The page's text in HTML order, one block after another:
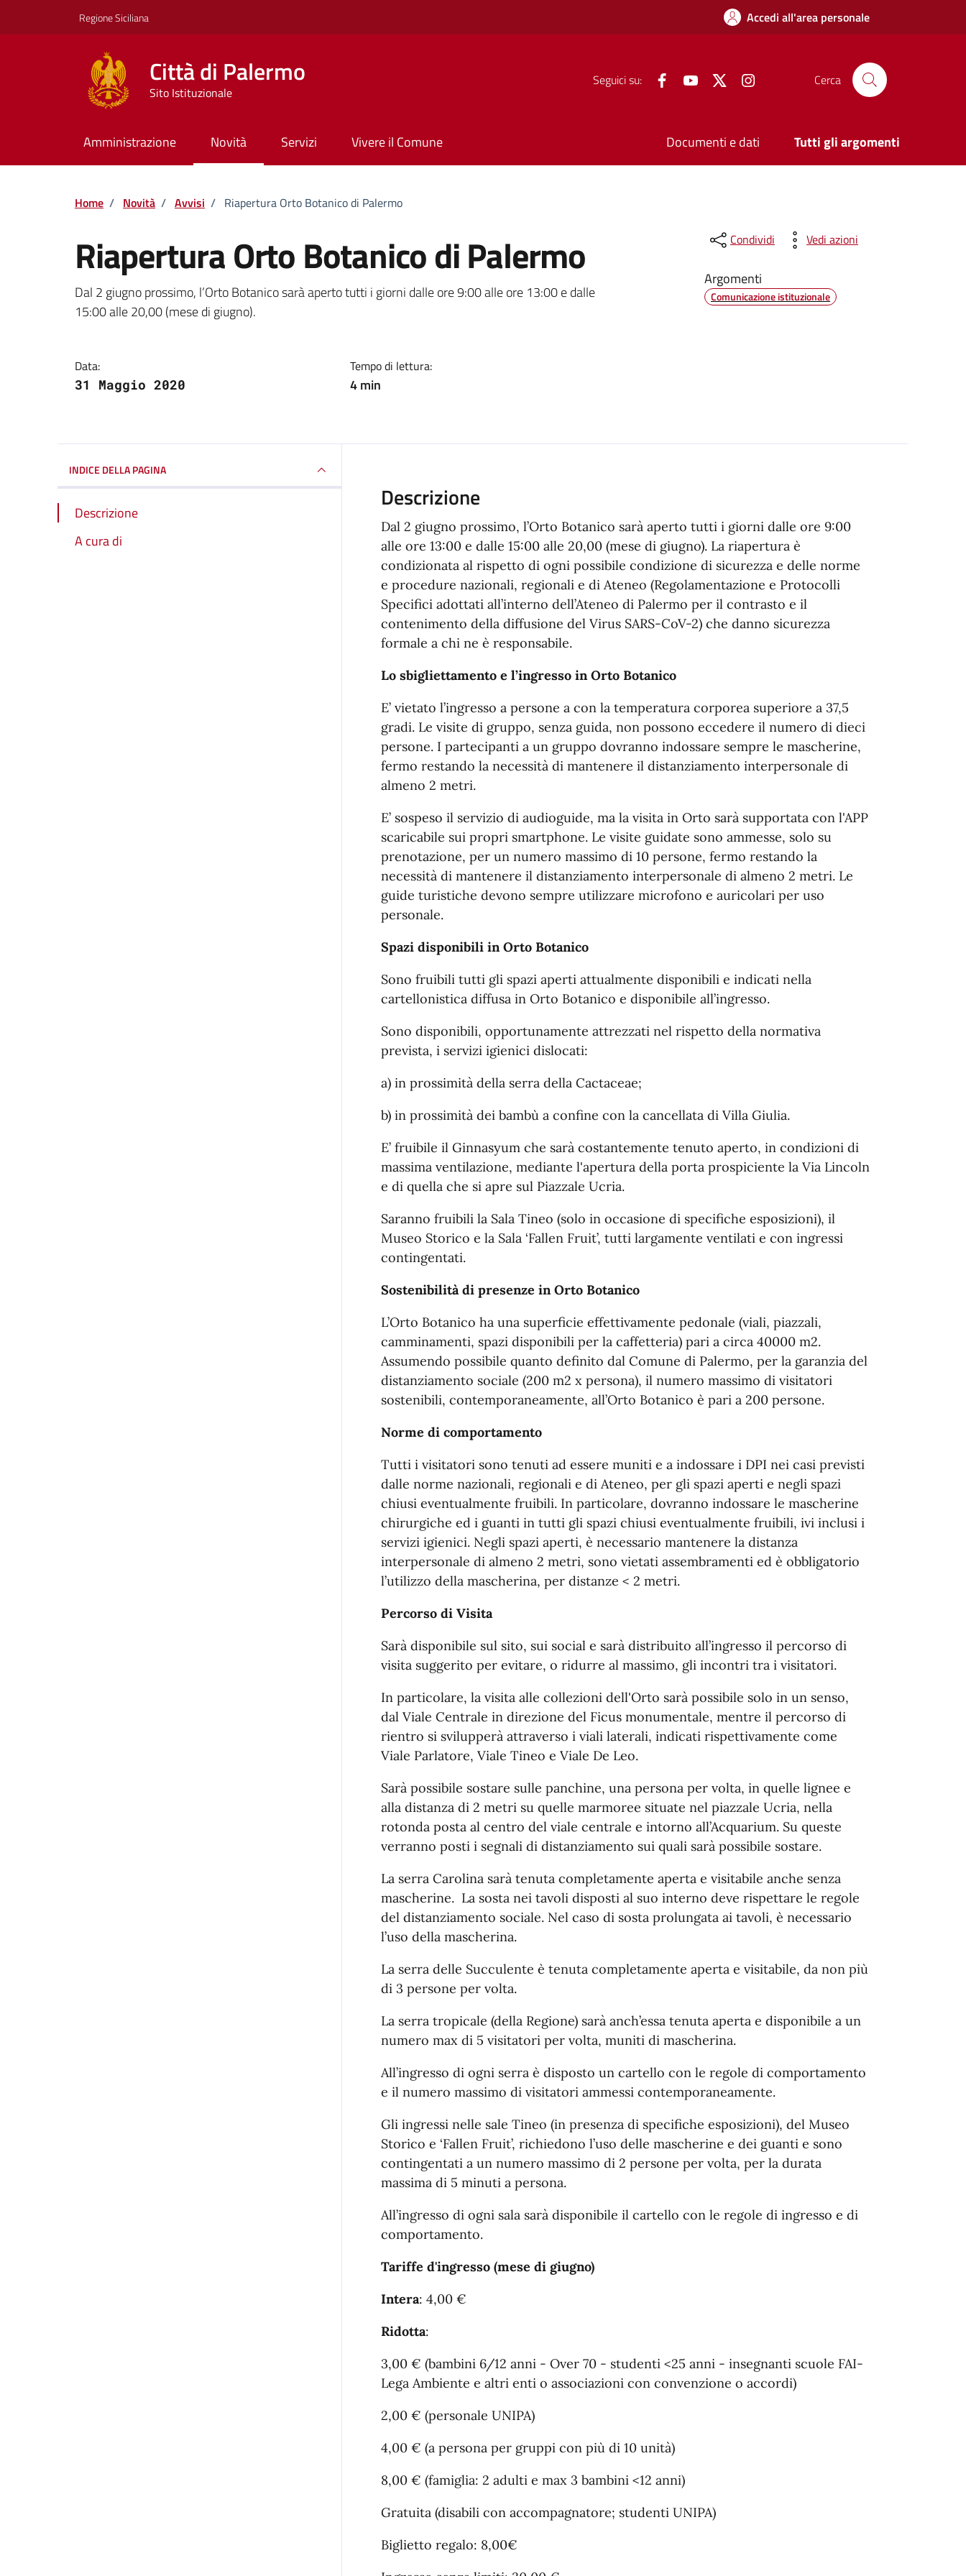
Regione Siciliana Accedi all'area personale
Città di Palermo
Sito Istituzionale
Seguici su: FacebookYouTube Twitter Cerca
Amministrazione Novità Servizi Vivere il Comune Documenti e dati Tutti gli argomenti
Home / Novità / Avvisi / Riapertura Orto Botanico di Palermo
Riapertura Orto Botanico di Palermo
Dettagli della notizia
Dal 2 giugno prossimo, l’Orto Botanico sarà aperto tutti i giorni dalle ore 9:00 alle ore 13:00 e dalle
15:00 alle 20,00 (mese di giugno).
Data:
31 Maggio 2020
Tempo di lettura:
4 min
Condividi Vedi azioni
Argomenti
Comunicazione istituzionale
INDICE DELLA PAGINA
Descrizione
A cura di
Descrizione
Dal 2 giugno prossimo, l’Orto Botanico sarà aperto tutti i giorni dalle ore 9:00
alle ore 13:00 e dalle 15:00 alle 20,00 (mese di giugno). La riapertura è
condizionata al rispetto di ogni possibile condizione di sicurezza e delle norme
e procedure nazionali, regionali e di Ateneo (Regolamentazione e Protocolli
Specifici adottati all’interno dell’Ateneo di Palermo per il contrasto e il
contenimento della diffusione del Virus SARS-CoV-2) che danno sicurezza
formale a chi ne è responsabile.
Lo sbigliettamento e l’ingresso in Orto Botanico
E’ vietato l’ingresso a persone a con la temperatura corporea superiore a 37,5
gradi. Le visite di gruppo, senza guida, non possono eccedere il numero di dieci
persone. I partecipanti a un gruppo dovranno indossare sempre le mascherine,
fermo restando la necessità di mantenere il distanziamento interpersonale di
almeno 2 metri.
E’ sospeso il servizio di audioguide, ma la visita in Orto sarà supportata con l'APP
scaricabile sui propri smartphone. Le visite guidate sono ammesse, solo su
prenotazione, per un numero massimo di 10 persone, fermo restando la
necessità di mantenere il distanziamento interpersonale di almeno 2 metri. Le
guide turistiche devono sempre utilizzare microfono e auricolari per uso
personale.
Spazi disponibili in Orto Botanico
Sono fruibili tutti gli spazi aperti attualmente disponibili e indicati nella
cartellonistica diffusa in Orto Botanico e disponibile all’ingresso.
Sono disponibili, opportunamente attrezzati nel rispetto della normativa
prevista, i servizi igienici dislocati:
a) in prossimità della serra della Cactaceae;
b) in prossimità dei bambù a confine con la cancellata di Villa Giulia.
E’ fruibile il Ginnasyum che sarà costantemente tenuto aperto, in condizioni di
massima ventilazione, mediante l'apertura della porta prospiciente la Via Lincoln
e di quella che si apre sul Piazzale Ucria.
Saranno fruibili la Sala Tineo (solo in occasione di specifiche esposizioni), il
Museo Storico e la Sala ‘Fallen Fruit’, tutti largamente ventilati e con ingressi
contingentati.
Sostenibilità di presenze in Orto Botanico
L’Orto Botanico ha una superficie effettivamente pedonale (viali, piazzali,
camminamenti, spazi disponibili per la caffetteria) pari a circa 40000 m2.
Assumendo possibile quanto definito dal Comune di Palermo, per la garanzia del
distanziamento sociale (200 m2 x persona), il numero massimo di visitatori
sostenibili, contemporaneamente, all’Orto Botanico è pari a 200 persone.
Norme di comportamento
Tutti i visitatori sono tenuti ad essere muniti e a indossare i DPI nei casi previsti
dalle norme nazionali, regionali e di Ateneo, per gli spazi aperti e negli spazi
chiusi eventualmente fruibili. In particolare, dovranno indossare le mascherine
chirurgiche ed i guanti in tutti gli spazi chiusi eventualmente fruibili, ivi inclusi i
servizi igienici. Negli spazi aperti, è necessario mantenere la distanza
interpersonale di almeno 2 metri, sono vietati assembramenti ed è obbligatorio
l’utilizzo della mascherina, per distanze < 2 metri.
Percorso di Visita
Sarà disponibile sul sito, sui social e sarà distribuito all’ingresso il percorso di
visita suggerito per evitare, o ridurre al massimo, gli incontri tra i visitatori.
In particolare, la visita alle collezioni dell'Orto sarà possibile solo in un senso,
dal Viale Centrale in direzione del Ficus monumentale, mentre il percorso di
rientro si svilupperà attraverso i viali laterali, indicati rispettivamente come
Viale Parlatore, Viale Tineo e Viale De Leo.
Sarà possibile sostare sulle panchine, una persona per volta, in quelle lignee e
alla distanza di 2 metri su quelle marmoree situate nel piazzale Ucria, nella
rotonda posta al centro del viale centrale e intorno all’Acquarium. Su queste
verranno posti i segnali di distanziamento sui quali sarà possibile sostare.
La serra Carolina sarà tenuta completamente aperta e visitabile anche senza
mascherine. La sosta nei tavoli disposti al suo interno deve rispettare le regole
del distanziamento sociale. Nel caso di sosta prolungata ai tavoli, è necessario
l’uso della mascherina.
La serra delle Succulente è tenuta completamente aperta e visitabile, da non più
di 3 persone per volta.
La serra tropicale (della Regione) sarà anch’essa tenuta aperta e disponibile a un
numero max di 5 visitatori per volta, muniti di mascherina.
All’ingresso di ogni serra è disposto un cartello con le regole di comportamento
e il numero massimo di visitatori ammessi contemporaneamente.
Gli ingressi nelle sale Tineo (in presenza di specifiche esposizioni), del Museo
Storico e ‘Fallen Fruit’, richiedono l’uso delle mascherine e dei guanti e sono
contingentati a un numero massimo di 2 persone per volta, per la durata
massima di 5 minuti a persona.
All’ingresso di ogni sala sarà disponibile il cartello con le regole di ingresso e di
comportamento.
Tariffe d'ingresso (mese di giugno)
Intera: 4,00 €
Ridotta:
3,00 € (bambini 6/12 anni - Over 70 - studenti <25 anni - insegnanti scuole FAI-
Lega Ambiente e altri enti o associazioni con convenzione o accordi)
2,00 € (personale UNIPA)
4,00 € (a persona per gruppi con più di 10 unità)
8,00 € (famiglia: 2 adulti e max 3 bambini <12 anni)
Gratuita (disabili con accompagnatore; studenti UNIPA)
Biglietto regalo: 8,00€